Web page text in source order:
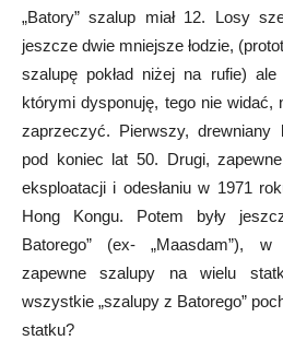
„Batory” szalup miał 12. Losy
jeszcze dwie mniejsze łodzie,
szalupę pokład niżej na rufie) ale
którymi dysponuję, tego nie widać,
zaprzeczyć. Pierwszy,
pod koniec lat 50. Drugi,
eksploatacji i odesłaniu w 1971
Hong Kongu. Potem były
Batorego” (ex- „Maasdam”),
zapewne szalupy na wielu
wszystkie „szalupy z Batorego”
statku?